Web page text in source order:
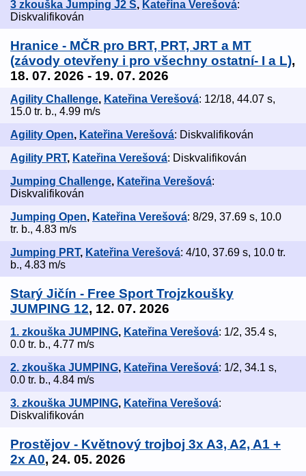
3 zkouška Jumping J2 S, Kateřina Verešová:
Diskvalifikován
Hranice - MČR pro BRT, PRT, JRT a MT
(závody otevřeny i pro všechny ostatní- I a L),
18. 07. 2026 - 19. 07. 2026
Agility Challenge, Kateřina Verešová: 12/18, 44.07 s,
15.0 tr. b., 4.99 m/s
Agility Open, Kateřina Verešová: Diskvalifikován
Agility PRT, Kateřina Verešová: Diskvalifikován
Jumping Challenge, Kateřina Verešová:
Diskvalifikován
Jumping Open, Kateřina Verešová: 8/29, 37.69 s, 10.0
tr. b., 4.83 m/s
Jumping PRT, Kateřina Verešová: 4/10, 37.69 s, 10.0 tr.
b., 4.83 m/s
Starý Jičín - Free Sport Trojzkoušky
JUMPING 12, 12. 07. 2026
1. zkouška JUMPING, Kateřina Verešová: 1/2, 35.4 s,
0.0 tr. b., 4.77 m/s
2. zkouška JUMPING, Kateřina Verešová: 1/2, 34.1 s,
0.0 tr. b., 4.84 m/s
3. zkouška JUMPING, Kateřina Verešová:
Diskvalifikován
Prostějov - Květnový trojboj 3x A3, A2, A1 +
2x A0, 24. 05. 2026